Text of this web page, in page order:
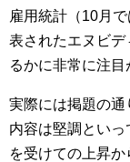
雇用統計（10月
表されたエヌビ
るかに非常に注目
実際には掲題の
内容は堅調とい
を受けての上昇